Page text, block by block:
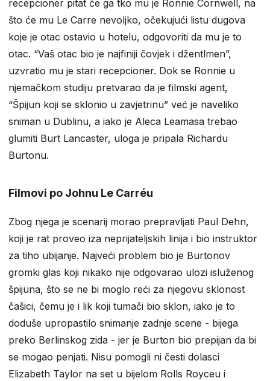
recepcioner pitat će ga tko mu je Ronnie Cornwell, na
što će mu Le Carre nevoljko, očekujući listu dugova
koje je otac ostavio u hotelu, odgovoriti da mu je to
otac. “Vaš otac bio je najfiniji čovjek i džentlmen”,
uzvratio mu je stari recepcioner. Dok se Ronnie u
njemačkom studiju pretvarao da je filmski agent,
“Špijun koji se sklonio u zavjetrinu” već je naveliko
sniman u Dublinu, a iako je Aleca Leamasa trebao
glumiti Burt Lancaster, uloga je pripala Richardu
Burtonu.
Filmovi po Johnu Le Carréu
Zbog njega je scenarij morao prepravljati Paul Dehn,
koji je rat proveo iza neprijateljskih linija i bio instruktor
za tiho ubijanje. Najveći problem bio je Burtonov
gromki glas koji nikako nije odgovarao ulozi isluženog
špijuna, što se ne bi moglo reći za njegovu sklonost
čašici, čemu je i lik koji tumači bio sklon, iako je to
doduše upropastilo snimanje zadnje scene - bijega
preko Berlinskog zida - jer je Burton bio prepijan da bi
se mogao penjati. Nisu pomogli ni česti dolasci
Elizabeth Taylor na set u bijelom Rolls Royceu i